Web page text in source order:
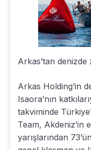
Arkas’tan denizde
Arkas Holding’in
Isaora’nın
takviminde
Team, Akdeniz’in
yarışlarından